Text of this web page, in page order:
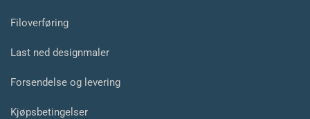
Filoverføring
Last ned designmaler
Forsendelse og levering
Kjøpsbetingelser